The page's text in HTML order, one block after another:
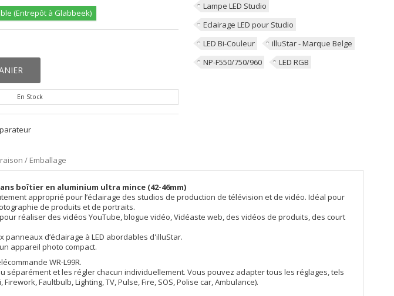
(Entrepôt à Glabbeek)
En Stock
Lampe LED Studio
Eclairage LED pour Studio
LED Bi-Couleur
illuStar - Marque Belge
NP-F550/750/960
LED RGB
/ Emballage
boîtier en aluminium ultra mince (42-46mm)
approprié pour l’éclairage des studios de production de télévision et de vidéo. Idéal pour
de produits et de portraits.
réaliser des vidéos YouTube, blogue vidéo, Vidéaste web, des vidéos de produits, des court
d’éclairage à LED abordables d'illuStar.
appareil photo compact.
WR-L99R.
séparément et les régler chacun individuellement. Vous pouvez adapter tous les réglages, tels
Faultbulb, Lighting, TV, Pulse, Fire, SOS, Polise car, Ambulance).